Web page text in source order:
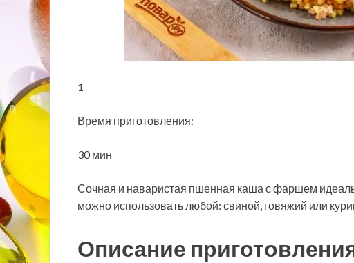
1
Время приготовления:
30 мин
Сочная и наваристая пшенная каша с фаршем
можно использовать любой: свиной, говяжий или
Описание